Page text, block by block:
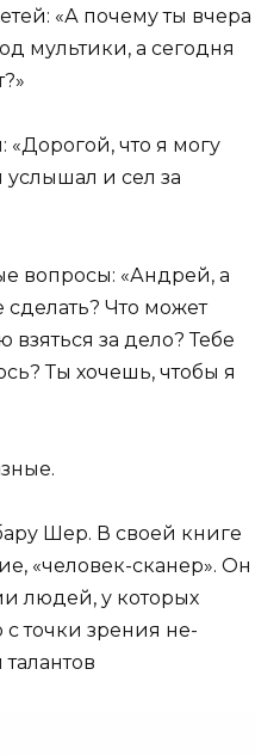
«А почему ты вчера
мультики, а сегодня
«Дорогой, что я могу
услышал и сел за
вопросы: «Андрей, а
сделать? Что может
взяться за дело? Тебе
Ты хочешь, чтобы я
Шер. В своей книге
«человек-сканер». Он
людей, у которых
точки зрения не-